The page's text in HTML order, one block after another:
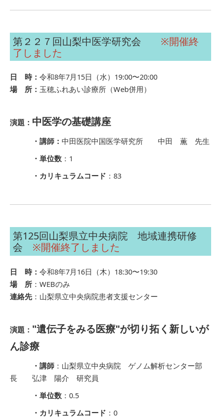
第２２７回山梨中医学研究会 ※開催終
了しました
日 時： 令和8年7月15日（水）19:00〜20:00
場 所： 玉穂ふれあい診療所（Web併用）
演題： 中医学の基礎講座
・講師： 中田医院中国医学研究所 中田 薫 先生
・単位数 ：1
・カリキュラムコード ：83
第125回山梨県立中央病院 地域連携研修
会 ※開催終了しました
日 時： 令和8年7月16日（木）18:30〜19:30
場 所 ：WEBのみ
連絡先：山梨県立中央病院患者支援センター
演題： "遺伝子をみる医療"が切り拓く新しいが
ん診療
・講師 ：山梨県立中央病院 ゲノム解析センター部
長 弘津 陽介 研究員
・単位数 ：0.5
・カリキュラムコード ：0